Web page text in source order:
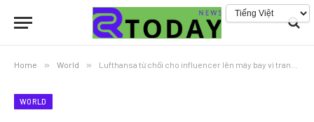
Home » World » Lufthansa từ chối cho influencer lên máy bay vì trang phục thể thao
WORLD